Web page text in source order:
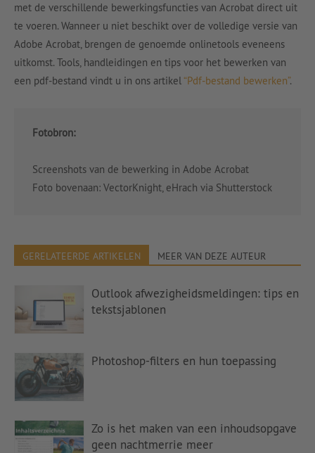
met de verschillende bewerkingsfuncties van Acrobat direct uit
te voeren. Wanneer u niet beschikt over de volledige versie van
Adobe Acrobat, brengen de genoemde onlinetools eveneens
uitkomst. Tools, handleidingen en tips voor het bewerken van
een pdf-bestand vindt u in ons artikel “Pdf-bestand bewerken”.
Fotobron:
Screenshots van de bewerking in Adobe Acrobat
Foto bovenaan: VectorKnight, eHrach via Shutterstock
GERELATEERDE ARTIKELEN MEER VAN DEZE AUTEUR
Outlook afwezigheidsmeldingen: tips en
tekstsjablonen
Photoshop-filters en hun toepassing
Zo is het maken van een inhoudsopgave
geen nachtmerrie meer